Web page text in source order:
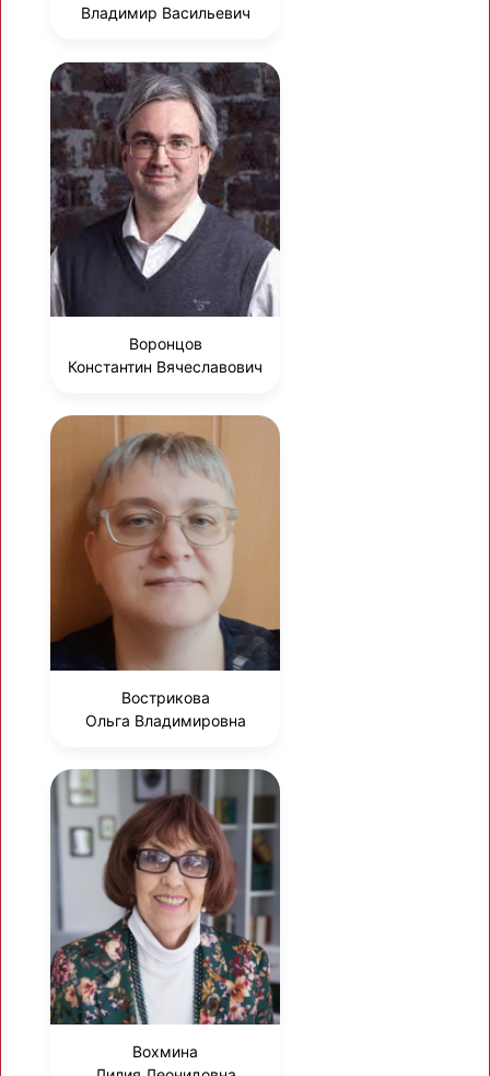
Владимир Васильевич
Воронцов
Константин Вячеславович
Вострикова
Ольга Владимировна
Вохмина